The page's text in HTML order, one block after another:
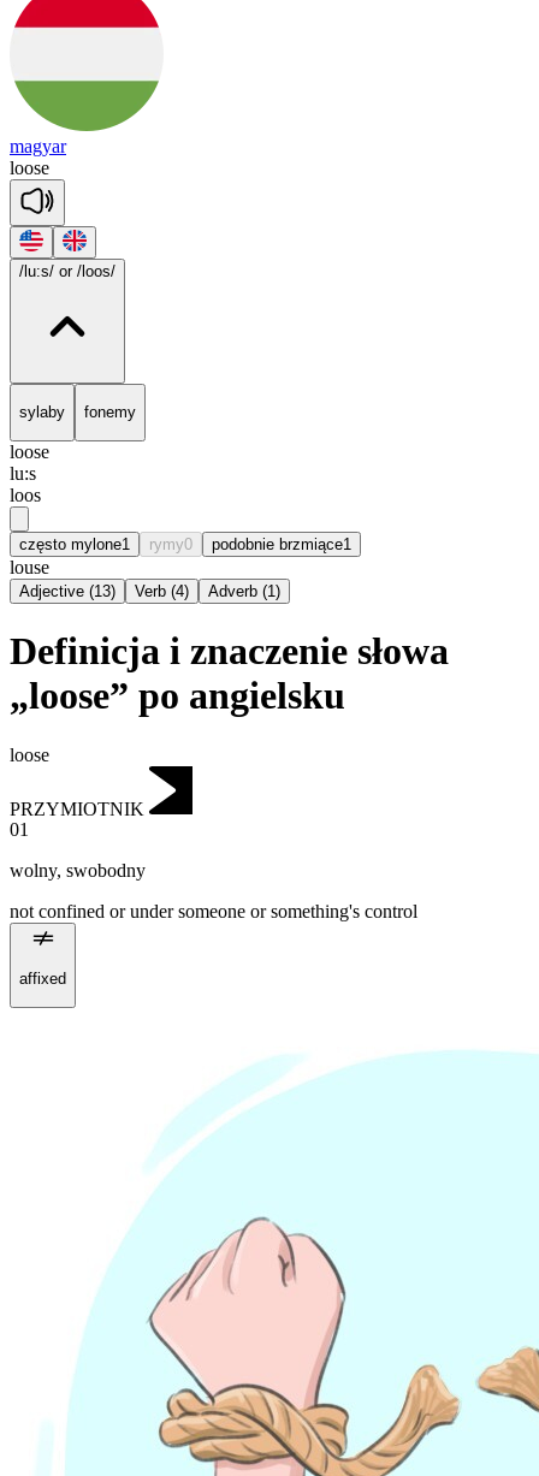
magyar
loose
/lu:s/ or /loos/
sylaby fonemy
loose
lu:s
loos
często mylone1 rymy0 podobnie brzmiące1
louse
Adjective (13) Verb (4) Adverb (1)
Definicja i znaczenie słowa
„loose” po angielsku
loose
PRZYMIOTNIK
01
wolny, swobodny
not confined or under someone or something's control
affixed